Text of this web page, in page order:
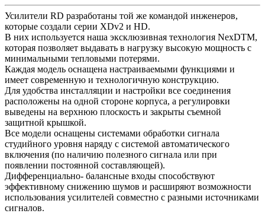
Усилители RD разработаны той же командой инженеров,
которые создали серии XDv2 и HD.
В них используется наша эксклюзивная технология NexDTM,
которая позволяет выдавать в нагрузку высокую мощность с
минимальными тепловыми потерями.
Каждая модель оснащена настраиваемыми функциями и
имеет современную и технологичную конструкцию.
Для удобства инсталляции и настройки все соединения
расположены на одной стороне корпуса, а регулировки
выведены на верхнюю плоскость и закрыты съемной
защитной крышкой.
Все модели оснащены системами обработки сигнала
студийного уровня наряду с системой автоматического
включения (по наличию полезного сигнала или при
появлении постоянной составляющей).
Дифференциально- балансные входы способствуют
эффективному снижению шумов и расширяют возможности
использования усилителей совместно с разными источниками
сигналов.